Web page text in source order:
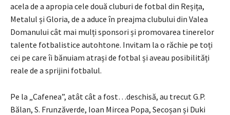
acela de a apropia cele două cluburi de fotbal din Reșița,
Metalul și Gloria, de a aduce în preajma clubului din Valea
Domanului cât mai mulți sponsori și promovarea tinerelor
talente fotbalistice autohtone. Invitam la o răchie pe toți
cei pe care îi bănuiam atrași de fotbal și aveau posibilități
reale de a sprijini fotbalul.
Pe la „Cafenea”, atât cât a fost…deschisă, au trecut G.P.
Bălan, S. Frunzăverde, Ioan Mircea Popa, Secoșan și Duki